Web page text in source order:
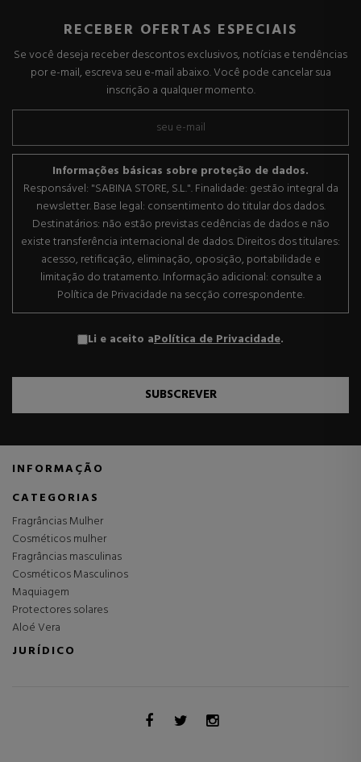
RECEBER OFERTAS ESPECIAIS
Se você deseja receber descontos exclusivos, notícias e tendências
por e-mail, escreva seu e-mail abaixo. Você pode cancelar sua
inscrição a qualquer momento.
Informações básicas sobre proteção de dados.
Responsável: "SABINA STORE, S.L.". Finalidade: gestão integral da
newsletter. Base legal: consentimento do titular dos dados.
Destinatários: não estão previstas cedências de dados e não
existe transferência internacional de dados. Direitos dos titulares:
acesso, retificação, eliminação, oposição, portabilidade e
limitação do tratamento. Informação adicional: consulte a
Política de Privacidade na secção correspondente.
Li e aceito aPolítica de Privacidade.
SUBSCREVER
INFORMAÇÃO
CATEGORIAS
Fragrâncias Mulher
Cosméticos mulher
Fragrâncias masculinas
Cosméticos Masculinos
Maquiagem
Protectores solares
Aloé Vera
JURÍDICO